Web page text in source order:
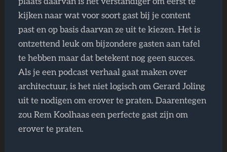
kijken naar wat voor soort gast bij je content
past en op basis daarvan ze uit te kiezen. Het is
ontzettend leuk om bijzondere gasten aan tafel
te hebben maar dat betekent nog geen succes.
Als je een podcast verhaal gaat maken over
architectuur, is het niet logisch om Gerard Joling
uit te nodigen om erover te praten. Daarentegen
zou Rem Koolhaas een perfecte gast zijn om
erover te praten.